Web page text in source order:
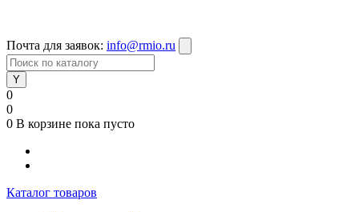
Почта для заявок: info@rmio.ru
0
0
0 В корзине пока пусто
Каталог товаров